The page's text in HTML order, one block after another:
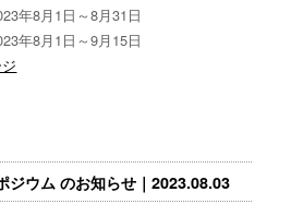
年8月1日～8月31日
年8月1日～9月15日
ジウム のお知らせ｜2023.08.03